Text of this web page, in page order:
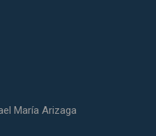
María Arizaga